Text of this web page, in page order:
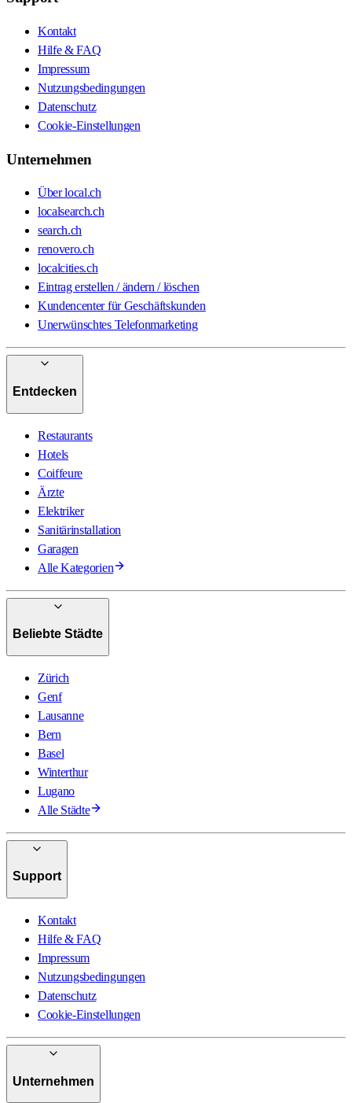
Kontakt
Hilfe & FAQ
Impressum
Nutzungsbedingungen
Datenschutz
Cookie-Einstellungen
Unternehmen
Über local.ch
localsearch.ch
search.ch
renovero.ch
localcities.ch
Eintrag erstellen / ändern / löschen
Kundencenter für Geschäftskunden
Unerwünschtes Telefonmarketing
Entdecken
Restaurants
Hotels
Coiffeure
Ärzte
Elektriker
Sanitärinstallation
Garagen
Alle Kategorien
Beliebte Städte
Zürich
Genf
Lausanne
Bern
Basel
Winterthur
Lugano
Alle Städte
Support
Kontakt
Hilfe & FAQ
Impressum
Nutzungsbedingungen
Datenschutz
Cookie-Einstellungen
Unternehmen